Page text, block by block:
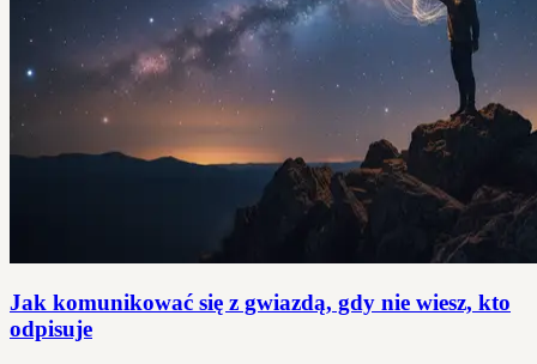
Jak komunikować się z gwiazdą, gdy nie wiesz, kto
odpisuje